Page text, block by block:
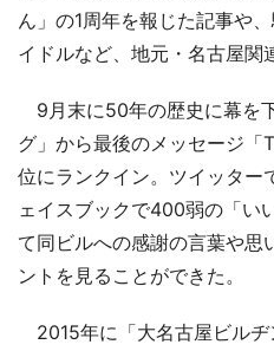
ん」の1周年を報じた記事や
イドルなど、地元・名古屋関
9月末に50年の歴史に幕を
グ」から最後のメッセージ「
位にランクイン。ツイッター
ェイスブックで400弱の「い
て同ビルへの感謝の言葉や思
ントを見ることができた。
2015年に「大名古屋ビルヂ